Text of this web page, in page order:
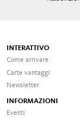
INTERATTIVO
Come arrivare
Carte vantaggi
Newsletter
INFORMAZIONI
Eventi